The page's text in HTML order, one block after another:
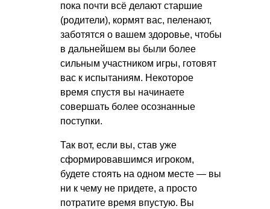
пока почти всё делают старшие
(родители), кормят вас, пеленают,
заботятся о вашем здоровье, чтобы
в дальнейшем вы были более
сильным участником игры, готовят
вас к испытаниям. Некоторое
время спустя вы начинаете
совершать более осознанные
поступки.
Так вот, если вы, став уже
сформировавшимся игроком,
будете стоять на одном месте — вы
ни к чему не придете, а просто
потратите время впустую. Вы